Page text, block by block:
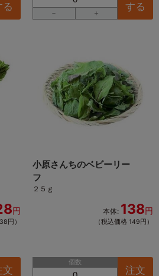
る
－ ＋
する
円
円）
文
小原さんちのベビーリー
フ
２５ｇ
本体: 138円
（税込価格 149円）
個数
注文